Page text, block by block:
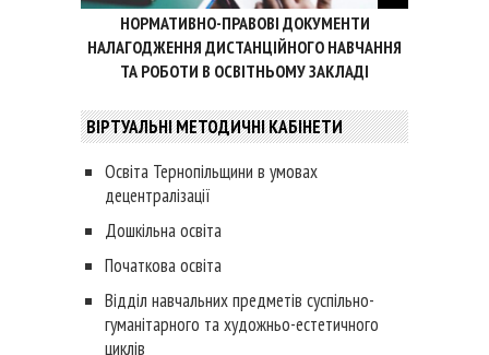
НОРМАТИВНО-ПРАВОВІ ДОКУМЕНТИ
НАЛАГОДЖЕННЯ ДИСТАНЦІЙНОГО НАВЧАННЯ
ТА РОБОТИ В ОСВІТНЬОМУ ЗАКЛАДІ
ВІРТУАЛЬНІ МЕТОДИЧНІ КАБІНЕТИ
Освіта Тернопільщини в умовах
децентралізації
Дошкільна освіта
Початкова освіта
Відділ навчальних предметів суспільно-
гуманітарного та художньо-естетичного
циклів